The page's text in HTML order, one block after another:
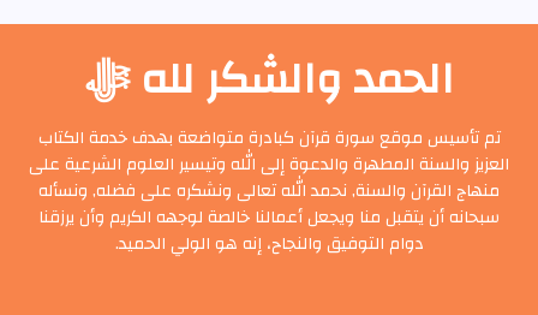
الحمد والشكر لله ﷻ
تم تأسيس موقع سورة قرآن كبادرة متواضعة بهدف خدمة الكتاب
العزيز والسنة المطهرة والدعوة إلى الله وتيسير العلوم الشرعية على
منهاج القرآن والسنة, نحمد الله تعالى ونشكره على فضله, ونسأله
سبحانه أن يتقبل منا ويجعل أعمالنا خالصة لوجهه الكريم وأن يرزقنا
دوام التوفيق والنجاح، إنه هو الولي الحميد.